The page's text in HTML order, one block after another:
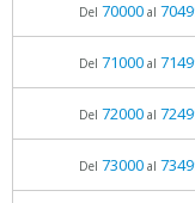
Del 70000al
Del 71000al
Del 72000al
Del 73000al